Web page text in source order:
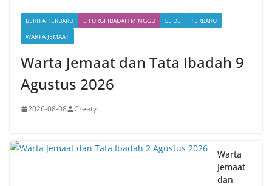
BERITA TERBARU LITURGI IBADAH MINGGU SLIDE
TERBARU
WARTA JEMAAT
Warta Jemaat dan Tata Ibadah 9
Agustus 2026
2026-08-08 Creaty
Warta
Jemaat
dan